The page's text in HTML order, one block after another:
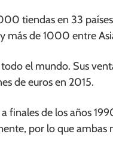
tiendas en 33
más de 1000 entre
el mundo. Sus
de euros en 2015.
finales de los años
por lo que ambas